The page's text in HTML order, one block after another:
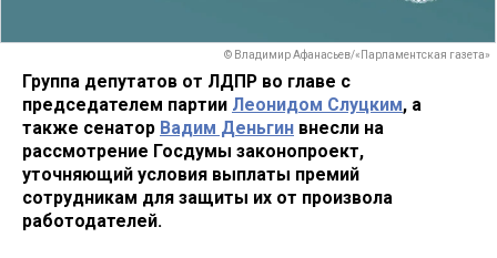
© Владимир Афанасьев/«Парламентская газета»
Группа депутатов от ЛДПР во главе с
председателем партии Леонидом Слуцким, а
также сенатор Вадим Деньгин внесли на
рассмотрение Госдумы законопроект,
уточняющий условия выплаты премий
сотрудникам для защиты их от произвола
работодателей.